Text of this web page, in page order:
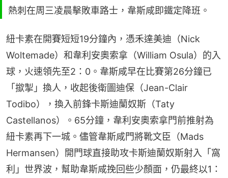
熱刺在周三凌晨擊敗車路士，韋斯咸即鐵定降班。
紐卡素在開賽短短19分鐘內，憑禾達美迪（Nick
Woltemade）和韋利安奧索拿（William Osula）的入
球，火速領先至2：0。韋斯咸早在比賽第26分鐘已
「撳掣」換人，收起後衛圖迪保（Jean-Clair
Todibo），換入前鋒卡斯迪蘭奴斯（Taty
Castellanos）。65分鐘，韋利安奧索拿門前推射為
紐卡素再下一城。儘管韋斯咸門將靴文臣（Mads
Hermansen）開門球直接助攻卡斯迪蘭奴斯射入「窩
利」世界波，幫助韋斯咸挽回些少顏面，仍最終以1：